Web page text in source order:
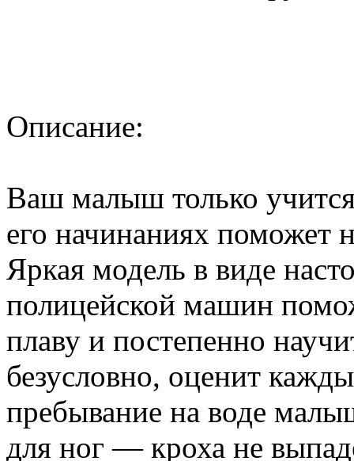
Описание:
Ваш малыш только
его начинаниях поможет
Яркая модель в виде
полицейской машин
плаву и постепенно
безусловно, оценит
пребывание на воде
для ног — кроха не